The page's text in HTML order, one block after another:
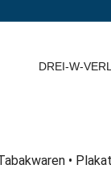
DREI-W-